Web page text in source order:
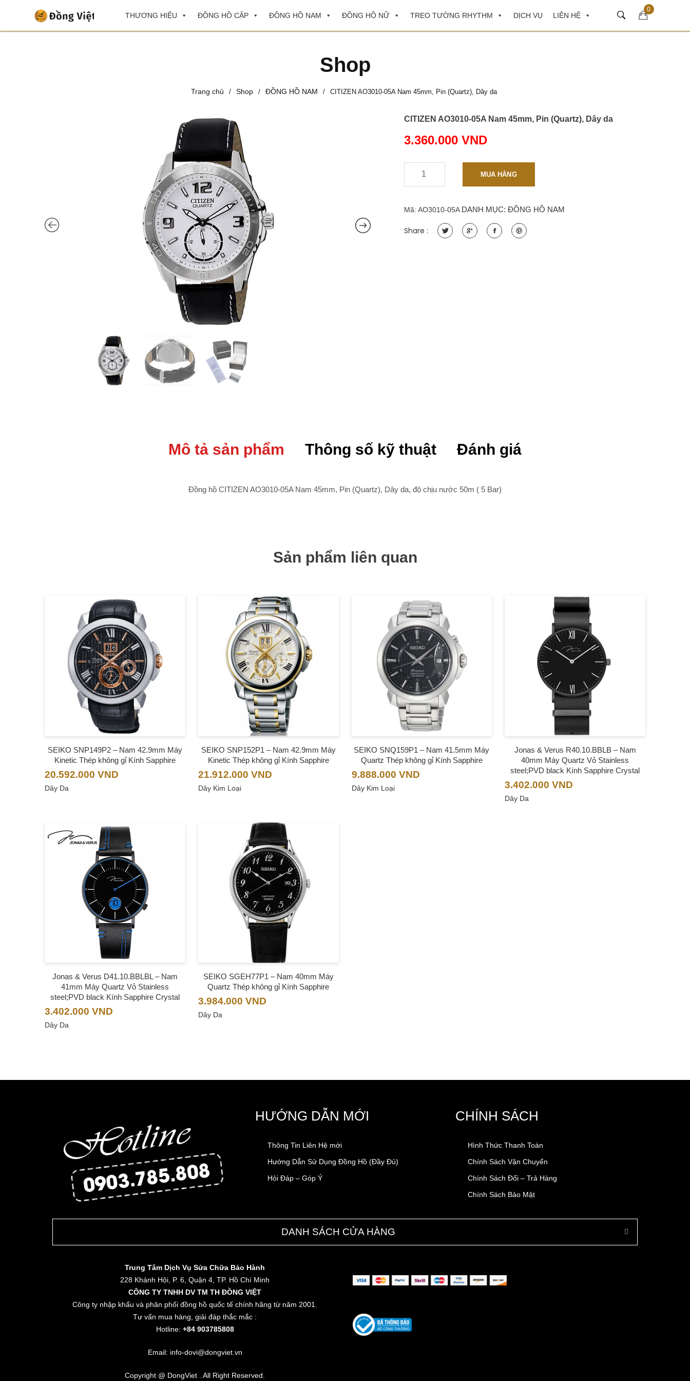
THƯƠNG HIỆU ĐỒNG HỒ CẶP ĐỒNG HỒ NAM ĐỒNG HỒ NỮ TREO TƯỜNG RHYTHM DỊCH VỤ LIÊN HỆ
0
Shop
Trang chủ / Shop / ĐỒNG HỒ NAM / CITIZEN AO3010-05A Nam 45mm, Pin (Quartz), Dây da
CITIZEN AO3010-05A Nam 45mm, Pin (Quartz), Dây da
3.360.000 VND
CITIZEN
Nam
(Quartz),
MUA HÀNG
Mã: AO3010-05A DANH MỤC: ĐỒNG HỒ NAM
Share :
Mô tả sản phẩm Thông số kỹ thuật Đánh giá
Đồng hồ CITIZEN AO3010-05A Nam 45mm, Pin (Quartz), Dây da, độ chịu nước 50m ( 5 Bar)
Sản phẩm liên quan
SEIKO SNP149P2 – Nam 42.9mm Máy
Kinetic Thép không gỉ Kính Sapphire
20.592.000 VND
Dây Da
SEIKO SNP152P1 – Nam 42.9mm Máy
Kinetic Thép không gỉ Kính Sapphire
21.912.000 VND
Dây Kim Loại
SEIKO SNQ159P1 – Nam 41.5mm Máy
Quartz Thép không gỉ Kính Sapphire
9.888.000 VND
Dây Kim Loại
Jonas & Verus R40.10.BBLB – Nam
40mm Máy Quartz Vỏ Stainless
steel;PVD black Kính Sapphire Crystal
3.402.000VND
Dây Da
Jonas & Verus D41.10.BBLBL – Nam
41mm Máy Quartz Vỏ Stainless
steel;PVD black Kính Sapphire Crystal
3.402.000 VND
Dây Da
SEIKO SGEH77P1 – Nam 40mm Máy
Quartz Thép không gỉ Kính Sapphire
3.984.000 VND
Dây Da
HƯỚNG DẪN MỚI
Thông Tin Liên Hệ mới
Hướng Dẫn Sử Dụng Đồng Hồ (Đầy Đủ)
Hỏi Đáp – Góp Ý
CHÍNH SÁCH
Hình Thức Thanh Toán
Chính Sách Vận Chuyển
Chính Sách Đổi – Trả Hàng
Chính Sách Bảo Mật
DANH SÁCH CỬA HÀNG
Trung Tâm Dịch Vụ Sửa Chữa Bảo Hành
228 Khánh Hội, P. 6, Quận 4, TP. Hồ Chí Minh
CÔNG TY TNHH DV TM TH ĐỒNG VIỆT
Công ty nhập khẩu và phân phối đồng hồ quốc tế chính hãng từ năm 2001.
Tư vấn mua hàng, giải đáp thắc mắc :
Hotline: +84 903785808
Email: info-dovi@dongviet.vn
Copyright @ DongViet . All Right Reserved.